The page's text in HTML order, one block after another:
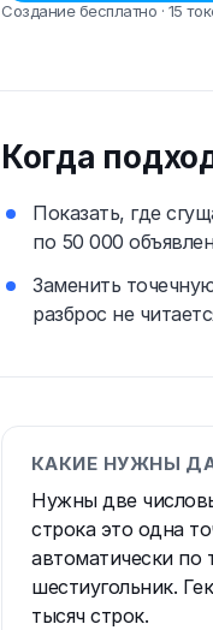
Создание бесплатно · 15
Когда
Показать, где
по 50 000
Заменить
разброс не
КАКИЕ НУЖНЫ
Нужны две
строка это одна
автоматически по
шестиугольник.
тысяч строк.